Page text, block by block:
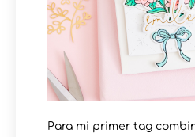
Para mi primer tag